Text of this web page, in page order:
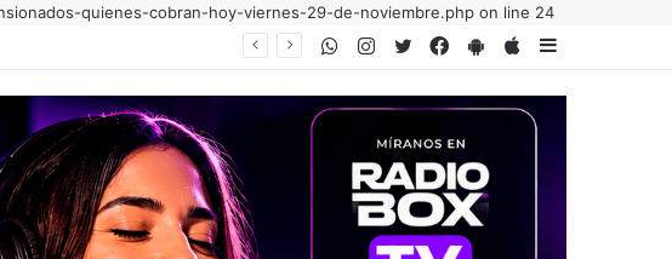
quienes-cobran-hoy-viernes-29-de-noviembre.php on line 24
AppStore
PlayStore
Facebook
Twitter
Instagram
WhatsApp